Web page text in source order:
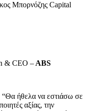
Μπορνόζης Capital
& CEO –ABS
“Θα ήθελα να εστιάσω σε
αξίας, την